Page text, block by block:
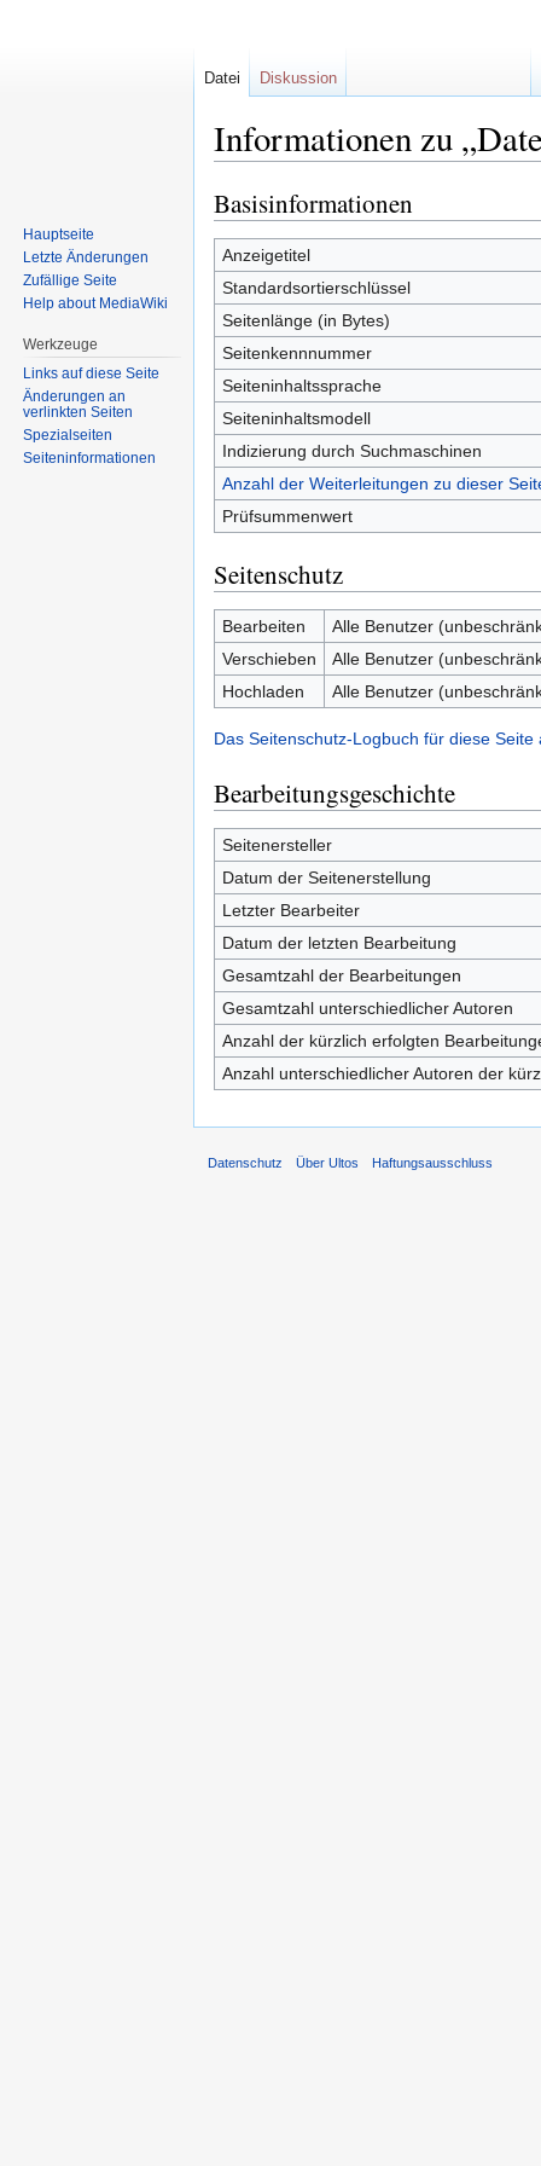
Informationen zu
Zur
Navigation
springen
Zur
Suche
springen
Basisinformationen
Anzeigetitel
Standardsortierschlüssel
Seitenlänge (in Bytes)
Seitenkennnummer
Seiteninhaltssprache
Seiteninhaltsmodell
Indizierung durch Suchmaschinen
Anzahl der Weiterleitungen zu dieser
Prüfsummenwert
Seitenschutz
Bearbeiten
Alle Benutzer
Verschieben
Alle Benutzer
Hochladen
Alle Benutzer
Das Seitenschutz-Logbuch für diese Seite
Bearbeitungsgeschichte
Seitenersteller
Datum der Seitenerstellung
Letzter Bearbeiter
Datum der letzten Bearbeitung
Gesamtzahl der Bearbeitungen
Gesamtzahl unterschiedlicher Autoren
Anzahl der kürzlich erfolgten
Anzahl unterschiedlicher Autoren der
Datei Diskussion
Hauptseite
Letzte Änderungen
Zufällige Seite
Help about MediaWiki
Werkzeuge
Links auf diese Seite
Änderungen an
verlinkten Seiten
Spezialseiten
Seiten­informationen
Datenschutz Über Ultos Haftungsausschluss